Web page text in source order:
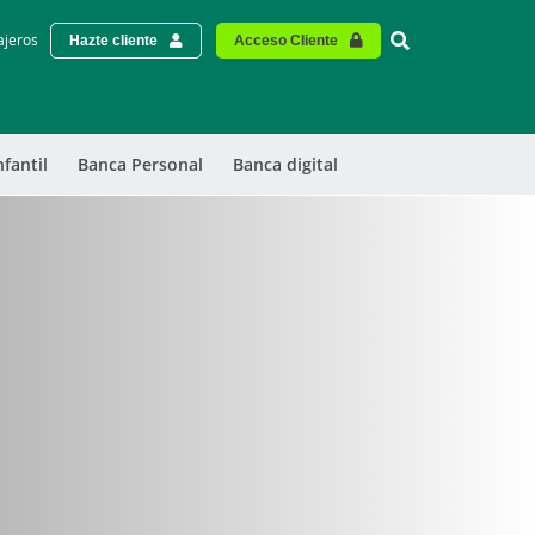
Hazte cliente Acceso Cliente Vinculo -
Banca Personal Banca digital